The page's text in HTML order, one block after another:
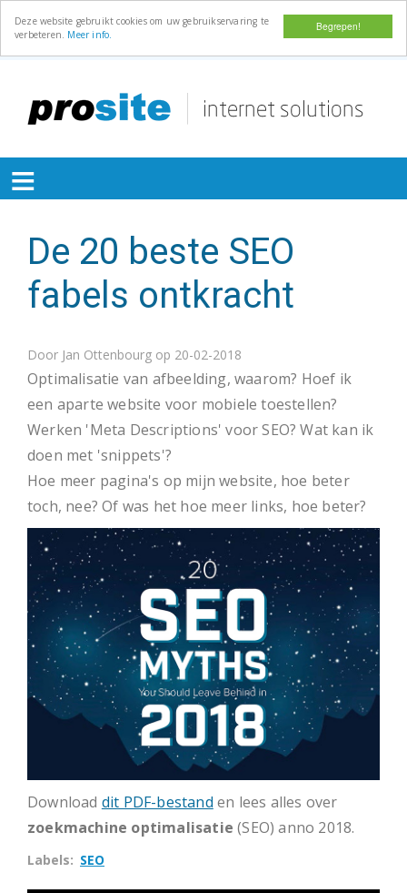
Begrepen!
Deze website gebruikt cookies om uw gebruikservaring te
verbeteren. Meer info.
inhoud
gaan
≡
De 20 beste SEO
fabels ontkracht
Door Jan Ottenbourg op 20-02-2018
Optimalisatie van afbeelding, waarom? Hoef ik
een aparte website voor mobiele toestellen?
Werken 'Meta Descriptions' voor SEO? Wat kan ik
doen met 'snippets'?
Hoe meer pagina's op mijn website, hoe beter
toch, nee? Of was het hoe meer links, hoe beter?
Download dit PDF-bestand en lees alles over
zoekmachine optimalisatie (SEO) anno 2018.
Labels SEO